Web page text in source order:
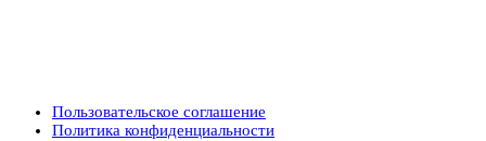
Пользовательское соглашение
Политика конфиденциальности